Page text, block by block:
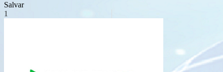
Salvar
1